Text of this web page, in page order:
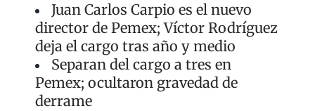
Juan Carlos Carpio es el nuevo
director de Pemex; Víctor Rodríguez
deja el cargo tras año y medio
Separan del cargo a tres en
Pemex; ocultaron gravedad de
derrame